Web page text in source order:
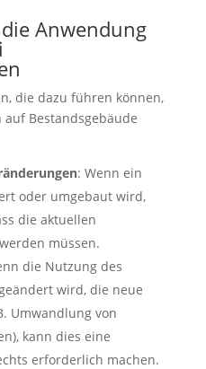
Anwendung
die dazu führen können,
auf Bestandsgebäude
: Wenn ein
oder umgebaut wird,
die aktuellen
müssen.
die Nutzung des
wird, die neue
Umwandlung von
kann dies eine
erforderlich machen.